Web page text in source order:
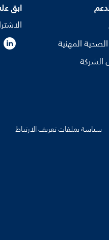
المهنية
الشركة
ابق
سياسة بملفات تعريف الارتباط